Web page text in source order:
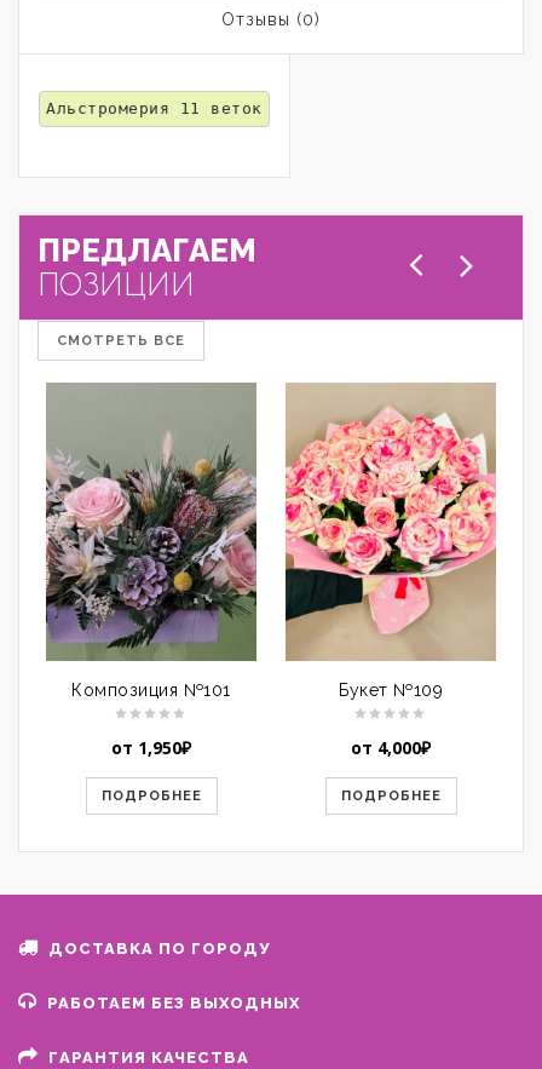
Отзывы (0)
Альстромерия 11 веток
ПРЕДЛАГАЕМ
ПОЗИЦИИ
СМОТРЕТЬ ВСЕ
Композиция №101
от 1,950₽
ПОДРОБНЕЕ
Букет №109
от 4,000₽
ПОДРОБНЕЕ
ДОСТАВКА ПО ГОРОДУ
РАБОТАЕМ БЕЗ ВЫХОДНЫХ
ГАРАНТИЯ КАЧЕСТВА